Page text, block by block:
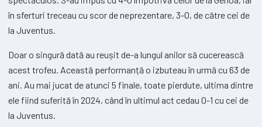
în sferturi treceau cu scor de neprezentare, 3-0, de către cei de
la Juventus.
Doar o singură dată au reușit de-a lungul anilor să cucerească
acest trofeu. Această performanță o izbuteau în urmă cu 63 de
ani. Au mai jucat de atunci 5 finale, toate pierdute, ultima dintre
ele fiind suferită în 2024, când în ultimul act cedau 0-1 cu cei de
la Juventus.